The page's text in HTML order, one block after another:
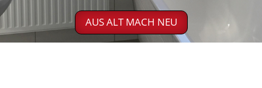
AUS ALT MACH NEU